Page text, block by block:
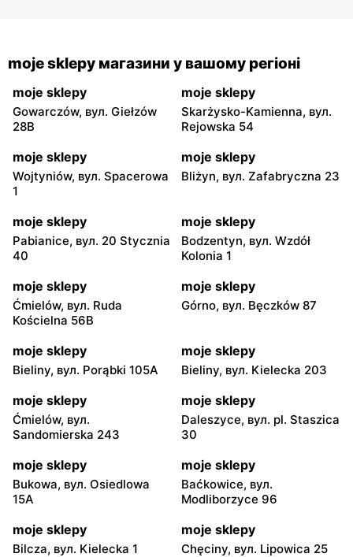
moje sklepy магазини у вашому регіоні
moje sklepy
Gowarczów, вул. Giełzów
28B
moje sklepy
Skarżysko-Kamienna, вул.
Rejowska 54
moje sklepy
Wojtyniów, вул. Spacerowa
1
moje sklepy
Bliżyn, вул. Zafabryczna 23
moje sklepy
Pabianice, вул. 20 Stycznia
40
moje sklepy
Bodzentyn, вул. Wzdół
Kolonia 1
moje sklepy
Ćmielów, вул. Ruda
Kościelna 56B
moje sklepy
Górno, вул. Bęczków 87
moje sklepy
Bieliny, вул. Porąbki 105A
moje sklepy
Bieliny, вул. Kielecka 203
moje sklepy
Ćmielów, вул.
Sandomierska 243
moje sklepy
Daleszyce, вул. pl. Staszica
30
moje sklepy
Bukowa, вул. Osiedlowa
15A
moje sklepy
Baćkowice, вул.
Modliborzyce 96
moje sklepy
Bilcza, вул. Kielecka 1
moje sklepy
Chęciny, вул. Lipowica 25